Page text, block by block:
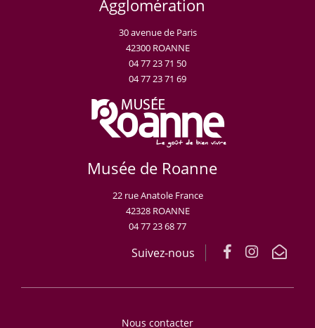
Agglomération
30 avenue de Paris
42300 ROANNE
04 77 23 71 50
04 77 23 71 69
Musée de Roanne
22 rue Anatole France
42328 ROANNE
04 77 23 68 77
Suivez-nous
Nous contacter